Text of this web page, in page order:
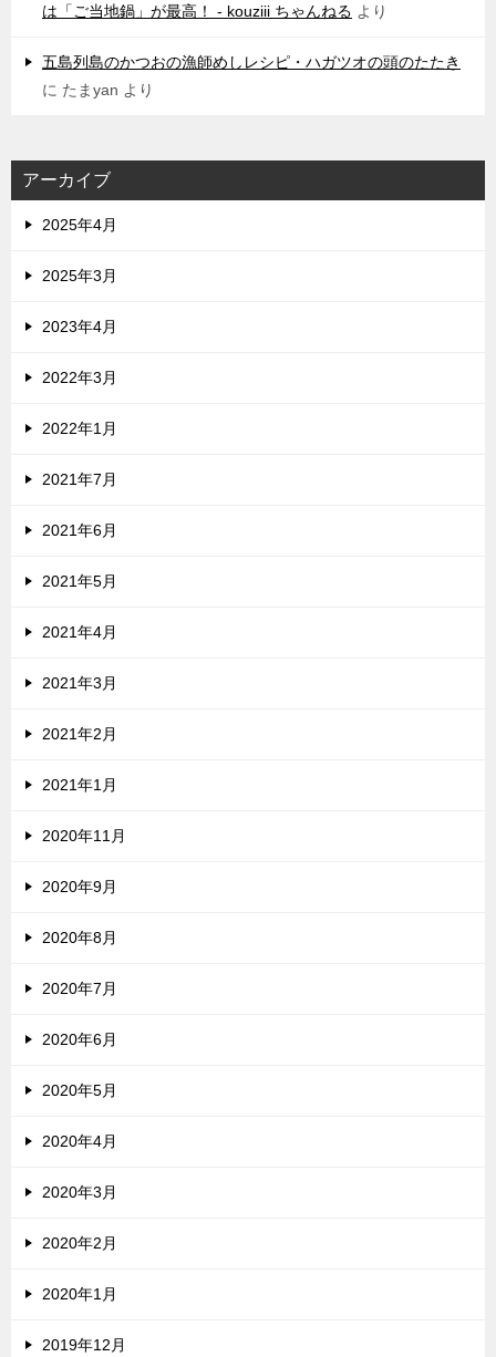
は「ご当地鍋」が最高！ - kouziii ちゃんねる より
五島列島のかつおの漁師めしレシピ・ハガツオの頭のたたき
に たまyan より
アーカイブ
2025年4月
2025年3月
2023年4月
2022年3月
2022年1月
2021年7月
2021年6月
2021年5月
2021年4月
2021年3月
2021年2月
2021年1月
2020年11月
2020年9月
2020年8月
2020年7月
2020年6月
2020年5月
2020年4月
2020年3月
2020年2月
2020年1月
2019年12月